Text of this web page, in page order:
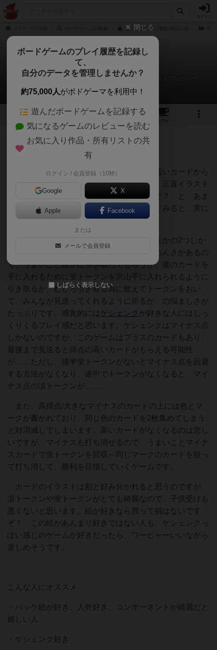
ニコニコの森の通販/商品詳細
ニコニコの森
有我悟（あるがさとる）＠GM2026春Mazy Machineさんのレビュー
3 3
カフェ
254名 2名 0 約8年前
レーティングが非公開に設定されたユーザー
人数分並べられたカードを、一番価値の低いカードから
順番に、取るか見送るかを悩むゲームです。正直イラスト
はうーん、うまいけどあんま好みではないぞ？ と、あま
り食指が伸びなかったのですが、いざやってみると、実に
これがいやらし面白いのです。
まず、価値の低いカードを引き取るかどうかの2つしか
選択肢がない上に、マイナス点のカードがわんさかあるの
で、うまいこと誰かに引き取ってもらうか、後のカードを
手に入れるために蛍トークンを沢山手に入れられるように
引き取るか、むしろ引き取る為に敢えてトークンをおい
て、みんなが見送ってくれるように祈るか、の悩ましさが
たっぷりです。感覚的には ゲシェンク が好きな人にはしっ
くりくるプレイ感だと思います。ゲシェンクはマイナス点
しかないのですが、このゲームはプラスのカードもあり、
最後まで見送ると得点の高いカードがもらえる可能性
が……ただし、後半蛍トークンがないとマイナス点を回避
する方法がなくなり、途中でトークンがなくなると、マイ
ナス点の涙トークンが……。
また、高得点/大きなマイナスのカードの上には色とマ
ークが書かれており、同じ色のカードを2枚集めてしまう
と対消滅してしまいます。高いカードがなくなるのは悲し
いですが、マイナスも打ち消せるので、うまいことマイナ
スカードで蛍トークンを回収～同じマークのカードを狙っ
て打ち消して、勝利を目指していくゲームです。
カードのイラストは割と好み分かれると思うのですが、
涙トークンや蛍トークンがとても綺麗なので、子供受けも
悪くないと思います。絵が好きなら買って損はないです
ぞ！ この絵があんまり好きではない人も、ゲシェンクっ
ぽい感じのゲームが好きだったら、ワーヒャーいいながら
楽しめそうです。
こんな人にオススメ
・パッケ絵が好き、人外好き、コンポーネントが綺麗だと
嬉しい人
・ゲシェンク好き
閉じる
ボードゲームのプレイ履歴を記録し
て、
自分のデータを管理しませんか？
約75,000人がボドゲーマを利用中！
遊んだボードゲームを記録する
気になるゲームのレビューを読む
お気に入り作品・所有リストの共
有
ログイン / 会員登録（10秒）
Google X
Apple Facebook
または
メールで会員登録
しばらく表示しない